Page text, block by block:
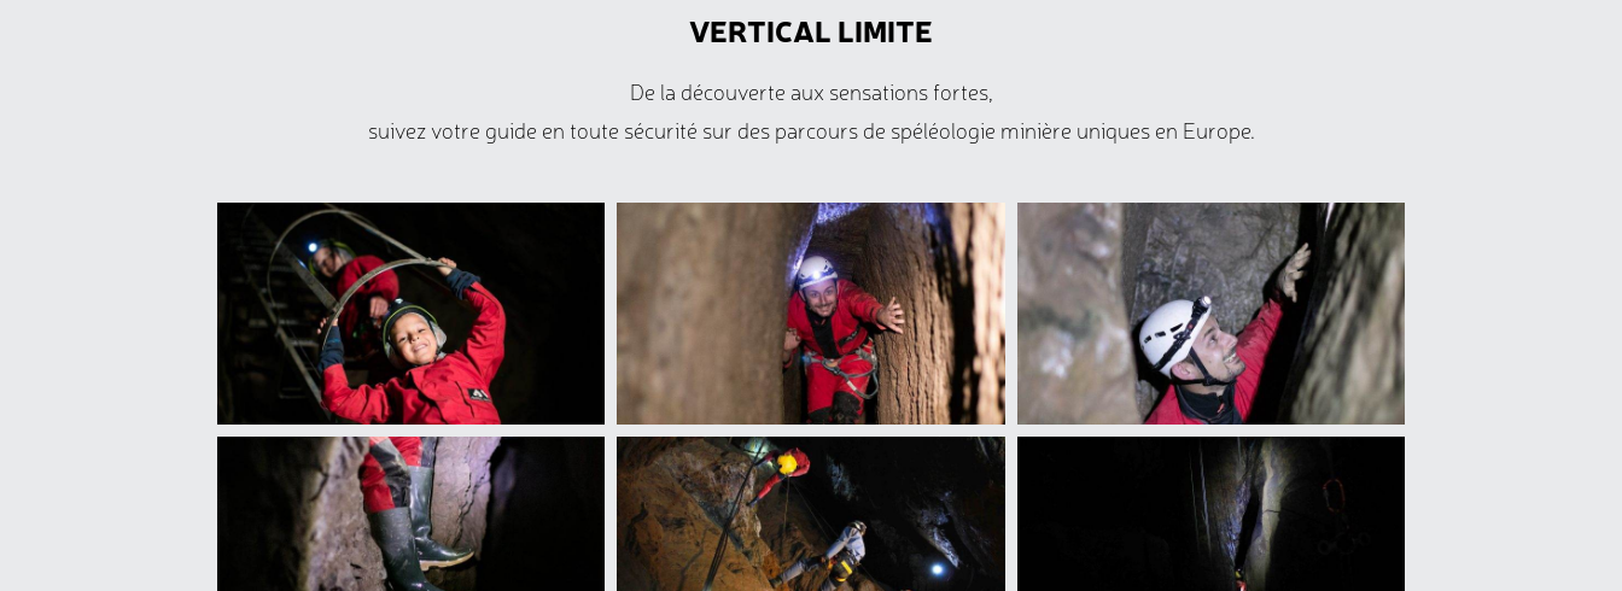
VERTICAL LIMITE
De la découverte aux sensations fortes,
suivez votre guide en toute sécurité sur des parcours de spéléologie minière uniques en Europe.